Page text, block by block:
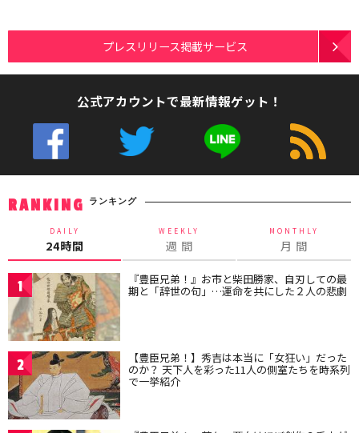
プレスリリース掲載サービス
公式アカウントで最新情報ゲット！
RANKING ランキング
DAILY
24時間
WEEKLY
週 間
MONTHLY
月 間
1 『豊臣兄弟！』お市と柴田勝家、自刃しての最
期と「辞世の句」…運命を共にした２人の悲劇
2 【豊臣兄弟！】秀吉は本当に「女狂い」だった
のか？ 天下人を彩った11人の側室たちを時系列
で一挙紹介